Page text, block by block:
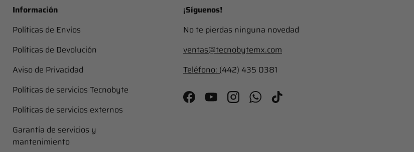
Información
Políticas de Envíos
Políticas de Devolución
Aviso de Privacidad
Políticas de servicios Tecnobyte
Políticas de servicios externos
Garantía de servicios y
mantenimiento
¡Síguenos!
No te pierdas ninguna novedad
ventas@tecnobytemx.com
Teléfono: (442) 435 0381
FacebookYouTubeInstagramWhatsApp
TikTok